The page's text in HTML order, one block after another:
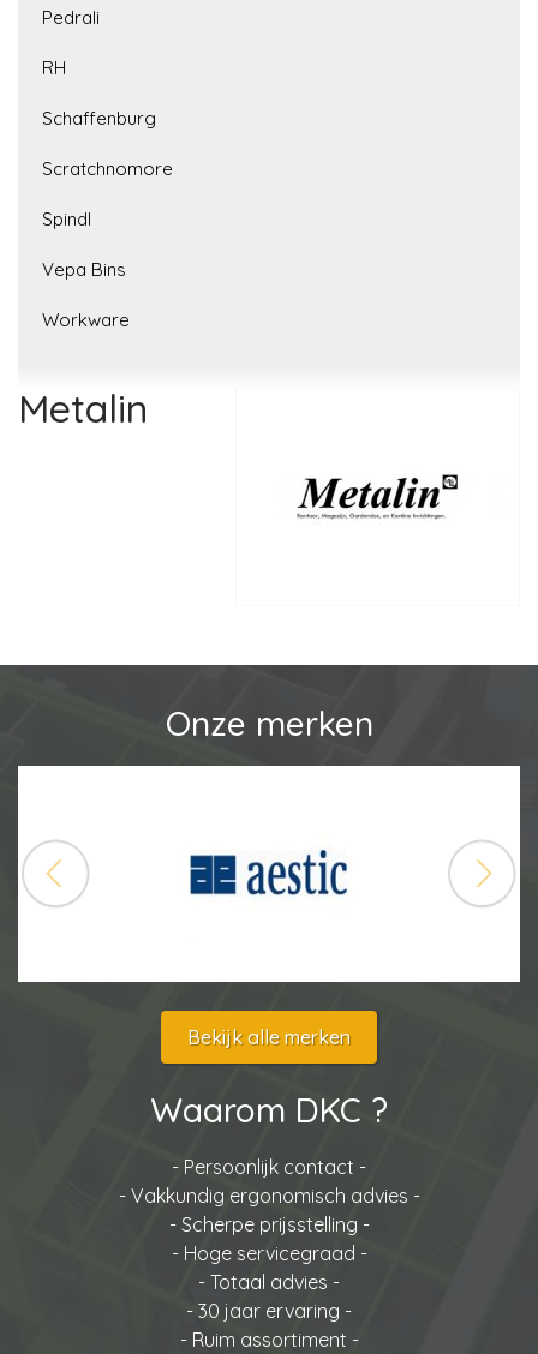
Pedrali
RH
Schaffenburg
Scratchnomore
Spindl
Vepa Bins
Workware
Metalin
Onze merken
Bekijk alle merken
Waarom DKC ?
- Persoonlijk contact -
- Vakkundig ergonomisch advies -
- Scherpe prijsstelling -
- Hoge servicegraad -
- Totaal advies -
- 30 jaar ervaring -
- Ruim assortiment -